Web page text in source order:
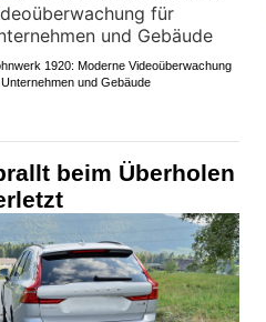
1920: Moderne Videoüberwachung
und Gebäude
beim Überholen